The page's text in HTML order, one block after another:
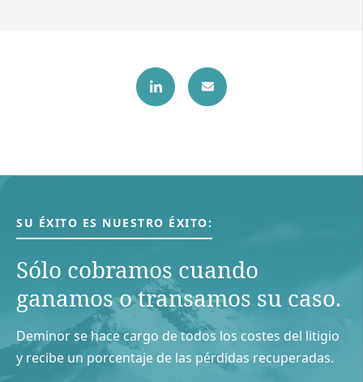
SU ÉXITO ES NUESTRO ÉXITO:
Sólo cobramos cuando
ganamos o transamos su caso.
Deminor se hace cargo de todos los costes del litigio
y recibe un porcentaje de las pérdidas recuperadas.